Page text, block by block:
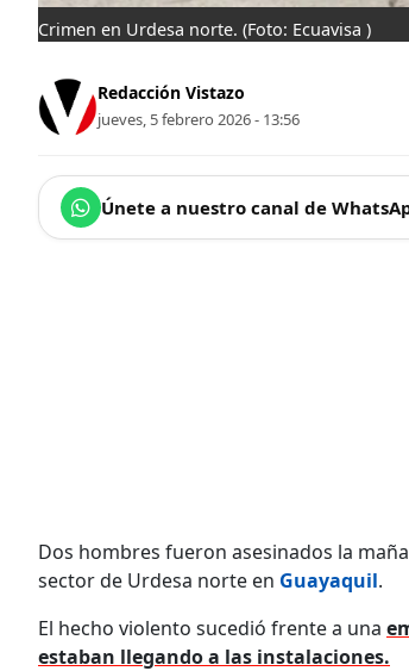
Crimen en Urdesa norte. (Foto: Ecuavisa )
Redacción Vistazo
jueves, 5 febrero 2026 - 13:56
Únete a nuestro canal de
Dos hombres fueron asesinados la
sector de Urdesa norte en Guayaquil.
El hecho violento sucedió frente a una
estaban llegando a las instalaciones.